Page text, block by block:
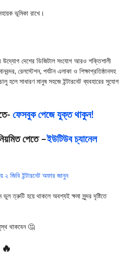
ভূমিকা রাখে।
উদ্যোগ দেশের ডিজিটাল সংযোগ আরও শক্তিশালী
রেলস্টেশন, পর্যটন এলাকা ও শিক্ষাপ্রতিষ্ঠানসহ
হলে সাধারণ মানুষ সহজে ইন্টারনেট ব্যবহারের সুযোগ
ফেসবুক পেজে যুক্ত থাকুন!
পেতে –ইউটিউব চ্যানেল
২ জিবি ইন্টারনেট অফার জানুন
ত্রুটি হয়ে থাকলে অবশ্যই ক্ষমা সুন্দর দৃষ্টিতে
থাকবেন 🤔
🔥